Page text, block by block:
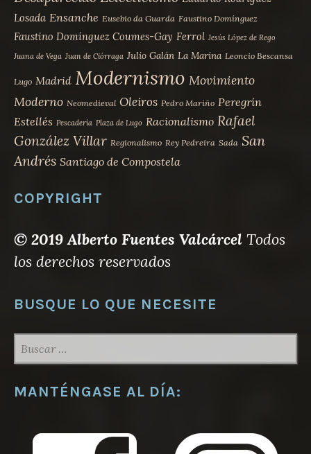
Losada Ensanche Eusebio da Guarda Faustino Domínguez
Faustino Domínguez Coumes-Gay Ferrol Jesús López de Rego
Juana de Vega Juan de Ciórraga Julio Galán La Marina Leoncio Bescansa
Lugo Madrid Modernismo Movimiento
Moderno Neomedieval Oleiros Pedro Mariño Peregrín
Estellés Pescadería Plaza de Lugo Racionalismo Rafael
González Villar Regionalismo Rey Pedreira Sada San
Andrés Santiago de Compostela
COPYRIGHT
© 2019 Alberto Fuentes Valcárcel Todos
los derechos reservados
BUSQUE LO QUE NECESITE
MANTÉNGASE AL DÍA: